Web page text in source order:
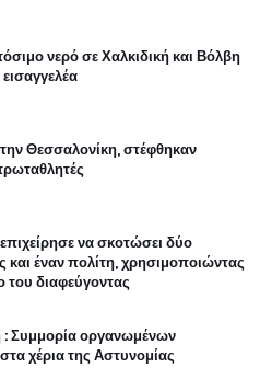
νερό σε Χαλκιδική και Βόλβη
Θεσσαλονίκη, στέφθηκαν
να σκοτώσει δύο
και έναν πολίτη, χρησιμοποιώντας
του διαφεύγοντας
: Συμμορία οργανωμένων
χέρια της Αστυνομίας